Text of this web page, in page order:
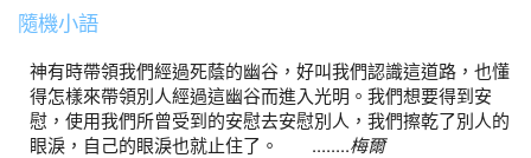
隨機小語
神有時帶領我們經過死蔭的幽谷，好叫我們認識這道路，也懂
得怎樣來帶領別人經過這幽谷而進入光明。我們想要得到安
慰，使用我們所曾受到的安慰去安慰別人，我們擦乾了別人的
眼淚，自己的眼淚也就止住了。 ........梅爾